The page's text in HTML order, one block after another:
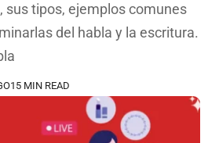
sus tipos, ejemplos comunes
del habla y la escritura.
15 MIN READ